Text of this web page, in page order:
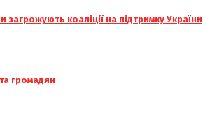
загрожують коаліції на підтримку України
громадян